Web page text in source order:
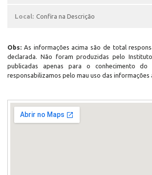
Local: Confira na Descrição
Obs: As informações acima são de total
declarada. Não foram produzidas pelo
publicadas apenas para o conhecimento do
responsabilizamos pelo mau uso das informações